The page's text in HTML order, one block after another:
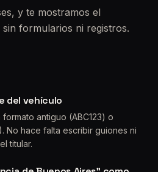
y te mostramos el
formularios ni registros.
del vehículo
antiguo (ABC123) o
No hace falta escribir guiones ni
titular.